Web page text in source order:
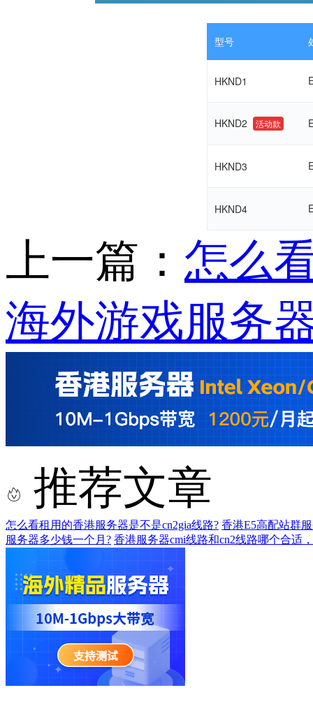
型号
HKND1
HKND2 活动款
HKND3
HKND4
上一篇： 怎么
海外游戏服务
推荐文章
怎么看租用的香港服务器是不是cn2gia线路? 香港E5高配站群
服务器多少钱一个月? 香港服务器cmi线路和cn2线路哪个合适